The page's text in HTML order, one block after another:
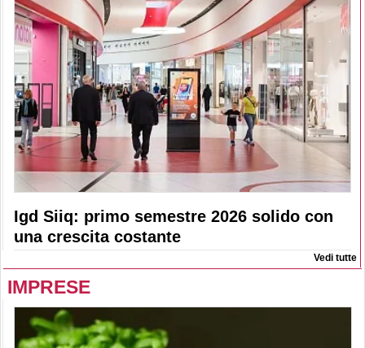
Igd Siiq: primo semestre 2026 solido con
una crescita costante
Vedi tutte
IMPRESE